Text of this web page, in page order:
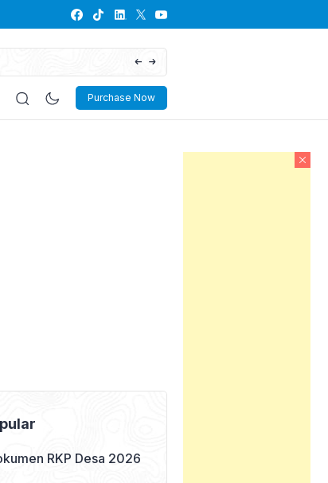
Pedoman Teknis RKP Desa 2026
Purchase Now
RKP Desa 2026